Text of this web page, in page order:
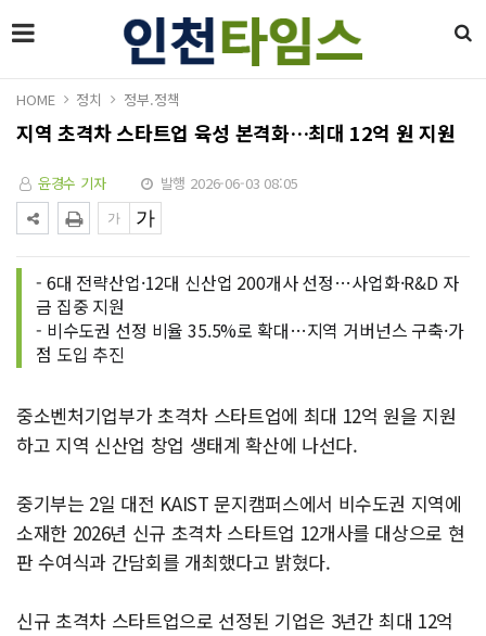
HOME 정치 정부.정책
지역 초격차 스타트업 육성 본격화…최대 12억 원 지원
윤경수 기자 발행 2026-06-03 08:05
- 6대 전략산업·12대 신산업 200개사 선정…사업화·R&D 자
금 집중 지원
- 비수도권 선정 비율 35.5%로 확대…지역 거버넌스 구축·가
점 도입 추진
중소벤처기업부가 초격차 스타트업에 최대 12억 원을 지원
하고 지역 신산업 창업 생태계 확산에 나선다.
중기부는 2일 대전 KAIST 문지캠퍼스에서 비수도권 지역에
소재한 2026년 신규 초격차 스타트업 12개사를 대상으로 현
판 수여식과 간담회를 개최했다고 밝혔다.
신규 초격차 스타트업으로 선정된 기업은 3년간 최대 12억